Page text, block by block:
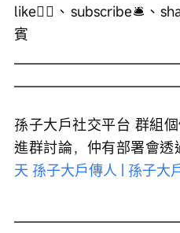
like👍🏻、subscribe🛎、
孫子大戶社交平台 群組
進群討論，仲有部署會透
天 孫子大戶傳人 | 孫子大